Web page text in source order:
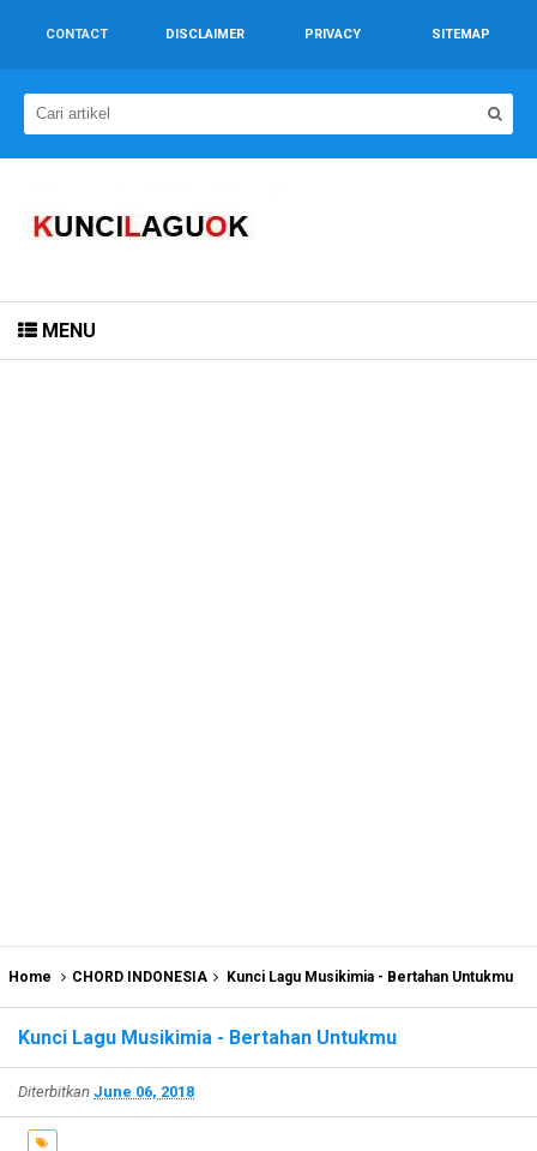
CONTACT DISCLAIMER PRIVACY SITEMAP
MENU
Home CHORD INDONESIA Kunci Lagu Musikimia - Bertahan Untukmu
Kunci Lagu Musikimia - Bertahan Untukmu
Diterbitkan June 06, 2018